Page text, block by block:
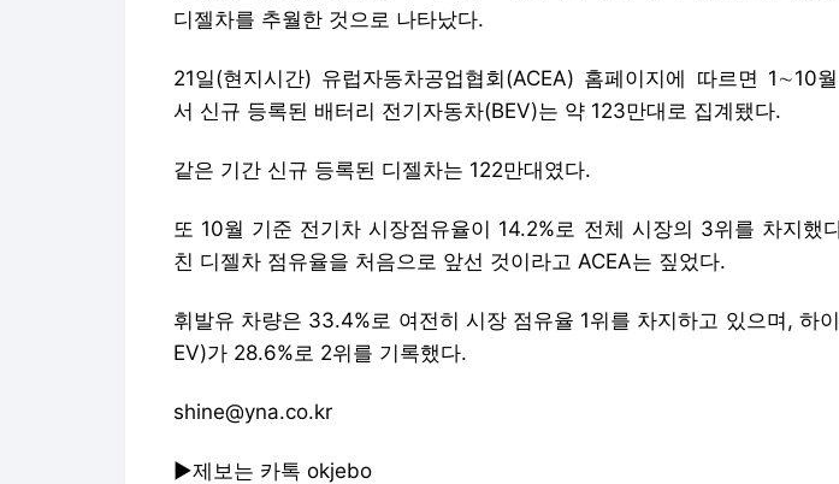
디젤차를 추월한 것으로 나타났다.
21일(현지시간) 유럽자동차공업협회(ACEA) 홈페이지에 따르면 1∼10
서 신규 등록된 배터리 전기자동차(BEV)는 약 123만대로 집계됐다.
같은 기간 신규 등록된 디젤차는 122만대였다.
또 10월 기준 전기차 시장점유율이 14.2%로 전체 시장의 3위를 차지했
친 디젤차 점유율을 처음으로 앞선 것이라고 ACEA는 짚었다.
휘발유 차량은 33.4%로 여전히 시장 점유율 1위를 차지하고 있으며, 하
EV)가 28.6%로 2위를 기록했다.
shine@yna.co.kr
▶제보는 카톡 okjebo